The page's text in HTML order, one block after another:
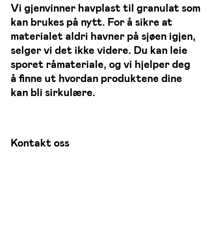
Vi gjenvinner havplast til granulat som
kan brukes på nytt. For å sikre at
materialet aldri havner på sjøen igjen,
selger vi det ikke videre. Du kan leie
sporet råmateriale, og vi hjelper deg
å finne ut hvordan produktene dine
kan bli sirkulære.
Kontakt oss